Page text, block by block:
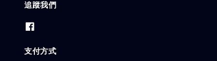
追蹤我們
支付方式